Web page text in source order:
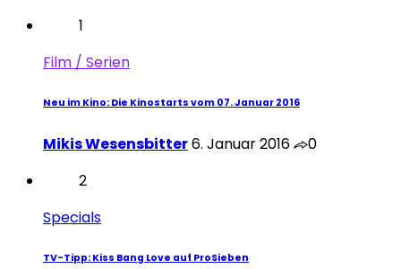
1
Film / Serien
Neu im Kino: Die Kinostarts vom 07. Januar 2016
Mikis Wesensbitter6. Januar 2016
0
2
Specials
TV-Tipp: Kiss Bang Love auf ProSieben